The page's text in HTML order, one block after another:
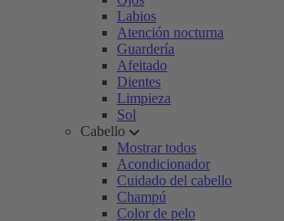
Labios
Atención nocturna
Guardería
Afeitado
Dientes
Limpieza
Sol
Cabello
Mostrar todos
Acondicionador
Cuidado del cabello
Champú
Color de pelo